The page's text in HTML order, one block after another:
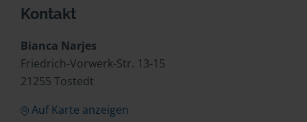
Kontakt
Bianca Narjes
Friedrich-Vorwerk-Str. 13-15
21255 Tostedt
Auf Karte anzeigen